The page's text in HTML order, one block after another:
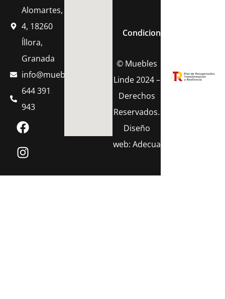
Alomartes,
4, 18260
Íllora,
Granada
info@muebleslinde.com
644 391
943
Condiciones Generales
© Muebles
Linde 2024 –
Derechos
Reservados.
Diseño
web: Adecua